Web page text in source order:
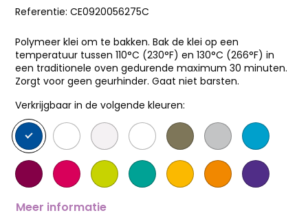
Referentie: CE0920056275C
Polymeer klei om te bakken. Bak de klei op een
temperatuur tussen 110°C (230°F) en 130°C (266°F) in
een traditionele oven gedurende maximum 30 minuten.
Zorgt voor geen geurhinder. Gaat niet barsten.
Verkrijgbaar in de volgende kleuren:
Meer informatie